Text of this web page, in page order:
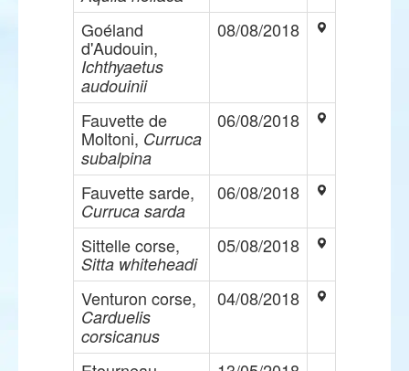
Goéland
d'Audouin,
Ichthyaetus
audouinii
08/08/2018
Fauvette de
Moltoni, Curruca
subalpina
06/08/2018
Fauvette sarde,
Curruca sarda
06/08/2018
Sittelle corse,
Sitta whiteheadi
05/08/2018
Venturon corse,
Carduelis
corsicanus
04/08/2018